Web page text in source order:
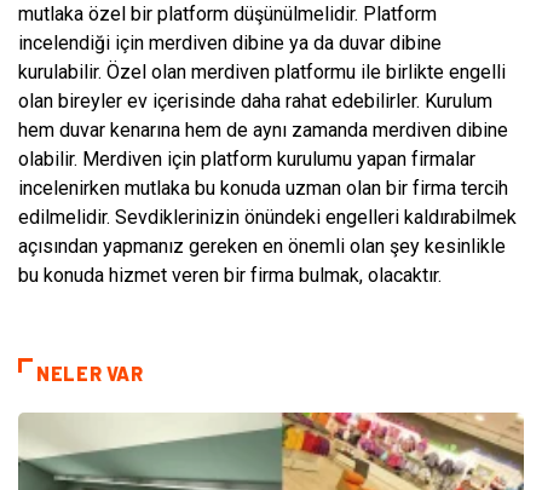
mutlaka özel bir platform düşünülmelidir. Platform
incelendiği için merdiven dibine ya da duvar dibine
kurulabilir. Özel olan merdiven platformu ile birlikte engelli
olan bireyler ev içerisinde daha rahat edebilirler. Kurulum
hem duvar kenarına hem de aynı zamanda merdiven dibine
olabilir. Merdiven için platform kurulumu yapan firmalar
incelenirken mutlaka bu konuda uzman olan bir firma tercih
edilmelidir. Sevdiklerinizin önündeki engelleri kaldırabilmek
açısından yapmanız gereken en önemli olan şey kesinlikle
bu konuda hizmet veren bir firma bulmak, olacaktır.
NELER VAR